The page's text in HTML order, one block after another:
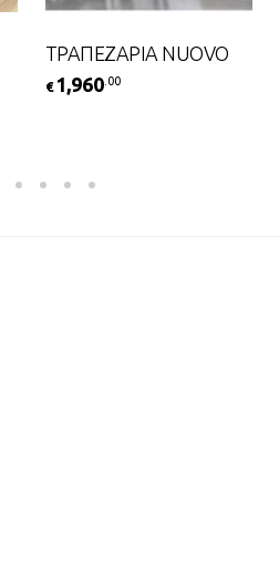
ΤΡΑΠΕΖΑΡΙΑ NUOVO
€ 1,960 .00